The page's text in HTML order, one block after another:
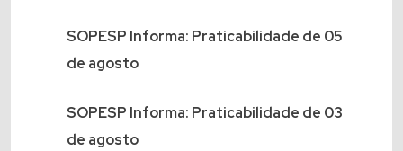
SOPESP Informa: Praticabilidade de 05
de agosto
SOPESP Informa: Praticabilidade de 03
de agosto